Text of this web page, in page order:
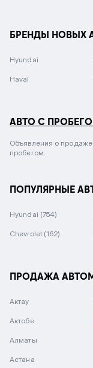
БРЕНДЫ НОВЫХ
Hyundai
Haval
АВТО С
Объявления о продаже
пробегом.
ПОПУЛЯРНЫЕ
Hyundai (754)
Chevrolet (162)
ПРОДАЖА
Актау
Актобе
Алматы
Астана